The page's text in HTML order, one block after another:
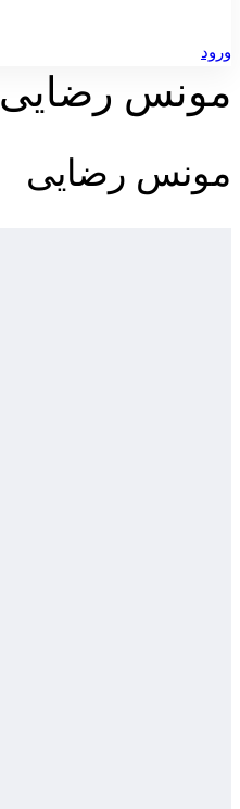
ورود
مونس رضایی
مونس رضایی